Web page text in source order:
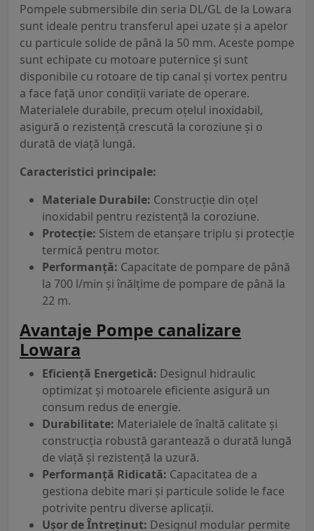
Pompele submersibile din seria DL/GL de la Lowara
sunt ideale pentru transferul apei uzate și a apelor
cu particule solide de până la 50 mm. Aceste pompe
sunt echipate cu motoare puternice și sunt
disponibile cu rotoare de tip canal și vortex pentru
a face față unor condiții variate de operare.
Materialele durabile, precum oțelul inoxidabil,
asigură o rezistență crescută la coroziune și o
durată de viață lungă.
Caracteristici principale:
Materiale Durabile: Construcție din oțel
inoxidabil pentru rezistență la coroziune.
Protecție: Sistem de etanșare triplu și protecție
termică pentru motor.
Performanță: Capacitate de pompare de până
la 700 l/min și înălțime de pompare de până la
22 m.
Avantaje Pompe canalizare
Lowara
Eficiență Energetică: Designul hidraulic
optimizat și motoarele eficiente asigură un
consum redus de energie.
Durabilitate: Materialele de înaltă calitate și
construcția robustă garantează o durată lungă
de viață și rezistență la uzură.
Performanță Ridicată: Capacitatea de a
gestiona debite mari și particule solide le face
potrivite pentru diverse aplicații.
Ușor de Întreținut: Designul modular permite